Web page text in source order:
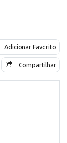
Adicionar Favorito
Compartilhar